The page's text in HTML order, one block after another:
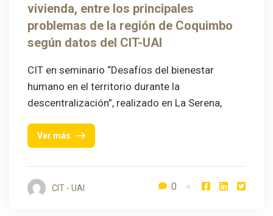
vivienda, entre los principales
problemas de la región de Coquimbo
según datos del CIT-UAI
CIT en seminario “Desafíos del bienestar
humano en el territorio durante la
descentralización”, realizado en La Serena,
Ver más
CIT - UAI 0